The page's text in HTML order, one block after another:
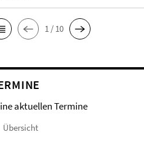
1 / 10
aktuellen Termine
Übersicht